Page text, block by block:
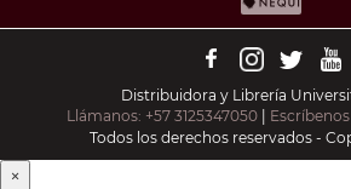
Distribuidora y Librería
Llámanos: +57 3125347050
Todos los derechos reservados -
×